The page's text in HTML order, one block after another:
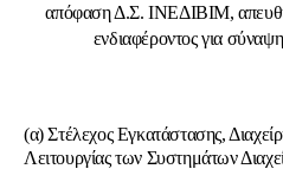
απόφαση Δ.Σ. ΙΝΕΔΙΒΙΜ,
ενδιαφέροντος για
(α) Στέλεχος Εγκατάστασης,
Λειτουργίας των Συστημάτων